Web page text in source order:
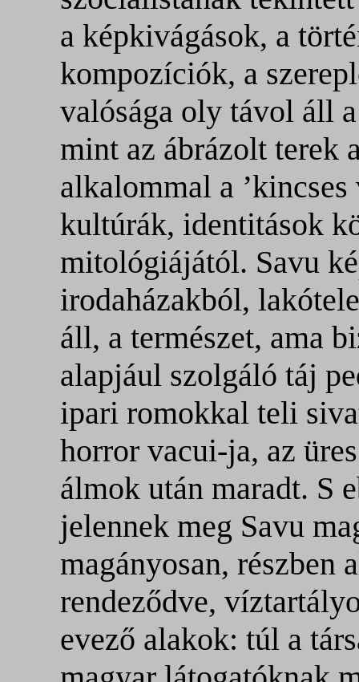
a képkivágások, a
kompozíciók, a
valósága oly távol áll
mint az ábrázolt terek
alkalommal a
kultúrák, identitások
mitológiájától. Savu
irodaházakból,
áll, a természet, ama
alapjául szolgáló táj
ipari romokkal teli
horror vacui-ja, az
álmok után maradt. S
jelennek meg Savu
magányosan, részben
rendeződve,
evező alakok: túl a